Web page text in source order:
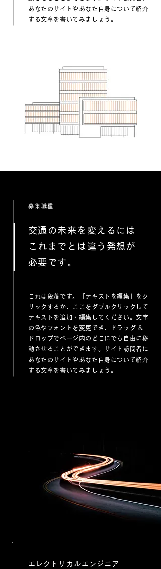
あなたのサイトやあなた自身について紹介
する文章を書いてみましょう。
募集職種
交通の未来を変えるには
これまでとは違う発想が
必要です。
これは段落です。「テキストを編集」をク
リックするか、ここをダブルクリックして
テキストを追加・編集してください。文字
の色やフォントを変更でき、ドラッグ &
ドロップでページ内のどこにでも自由に移
動させることができます。サイト訪問者に
あなたのサイトやあなた自身について紹介
する文章を書いてみましょう。
エレクトリカルエンジニア